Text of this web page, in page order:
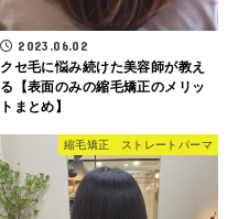
2023.06.02
クセ毛に悩み続けた美容師が教え
る【表面のみの縮毛矯正のメリッ
トまとめ】
縮毛矯正 ストレートパーマ